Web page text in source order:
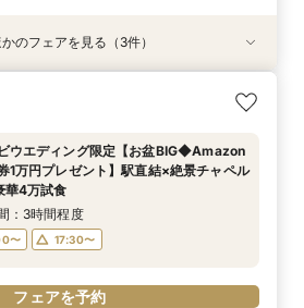
OK！絶景*天空チャペル&上質空間体験
×安心相談会×人気ドレス特典×豪華試
：3時間程度
〜
フェアを予約
2名～OK！少人数婚】大阪駅直結*絶景
×相談会
〜 17:30〜
フェアを予約
限定】地上150m絶景ナイトウェディン
ク相談会
〜
フェアを予約
のフェアを見る（3件）
ウエディング限定【お盆BIG◆Amazon
1万円プレゼント】駅直結×絶景チャペル
華4万試食
：3時間程度
〜 17:30〜
フェアを予約